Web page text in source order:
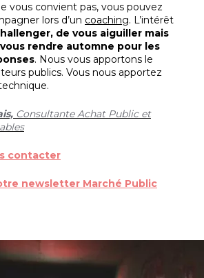
vous convient pas, vous pouvez
lors d’un coaching. L’intérêt
de vous aiguiller mais
rendre automne pour les
. Nous vous apportons le
publics. Vous nous apportez
Consultante Achat Public et
contacter
newsletter Marché Public